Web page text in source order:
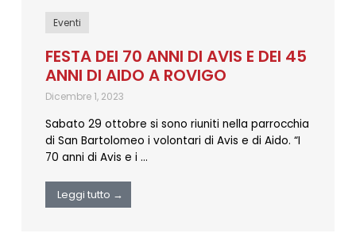
Eventi
FESTA DEI 70 ANNI DI AVIS E DEI 45
ANNI DI AIDO A ROVIGO
Dicembre 1, 2023
Sabato 29 ottobre si sono riuniti nella parrocchia
di San Bartolomeo i volontari di Avis e di Aido. “I
70 anni di Avis e i …
Leggi tutto →